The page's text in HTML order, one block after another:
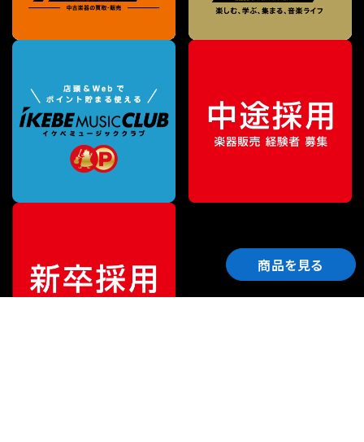
商品を見る